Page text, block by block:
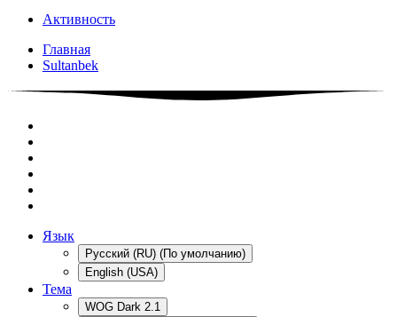
Активность
Главная
Sultanbek
Язык
Русский (RU) (По умолчанию)
English (USA)
Тема
WOG Dark 2.1